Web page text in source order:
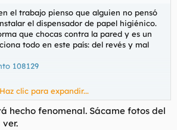
el trabajo pienso que alguien no pensó
el dispensador de papel higiénico.
que chocas contra la pared y es un
todo en este país: del revés y mal
108129
Haz clic para expandir...
hecho fenomenal. Sácame fotos del